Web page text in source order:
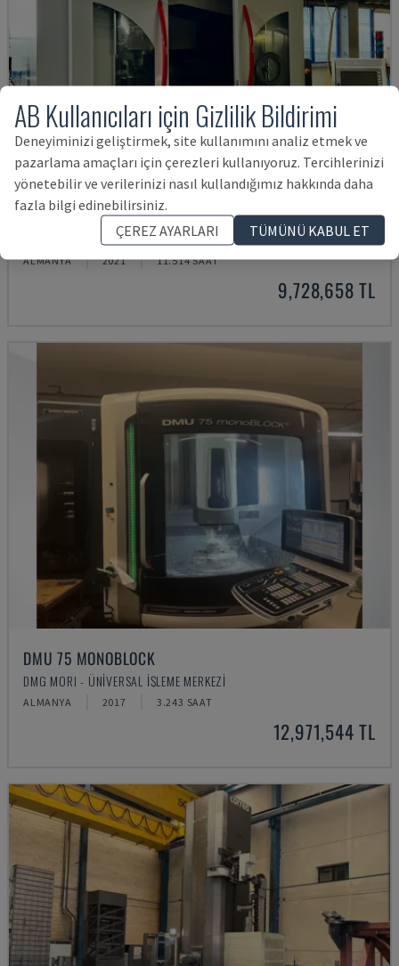
H800U
POSMILL - ÜNIVERSAL İŞLEME MERKEZI
ALMANYA 2021 11.514 SAAT
9,728,658 TL
DMU 75 MONOBLOCK
DMG MORI - ÜNIVERSAL İŞLEME MERKEZI
ALMANYA 2017 3.243 SAAT
12,971,544 TL
AB Kullanıcıları için Gizlilik Bildirimi
Deneyiminizi geliştirmek, site kullanımını analiz etmek ve
pazarlama amaçları için çerezleri kullanıyoruz. Tercihlerinizi
yönetebilir ve verilerinizi nasıl kullandığımız hakkında daha
fazla bilgi edinebilirsiniz.
ÇEREZ AYARLARI
TÜMÜNÜ KABUL ET